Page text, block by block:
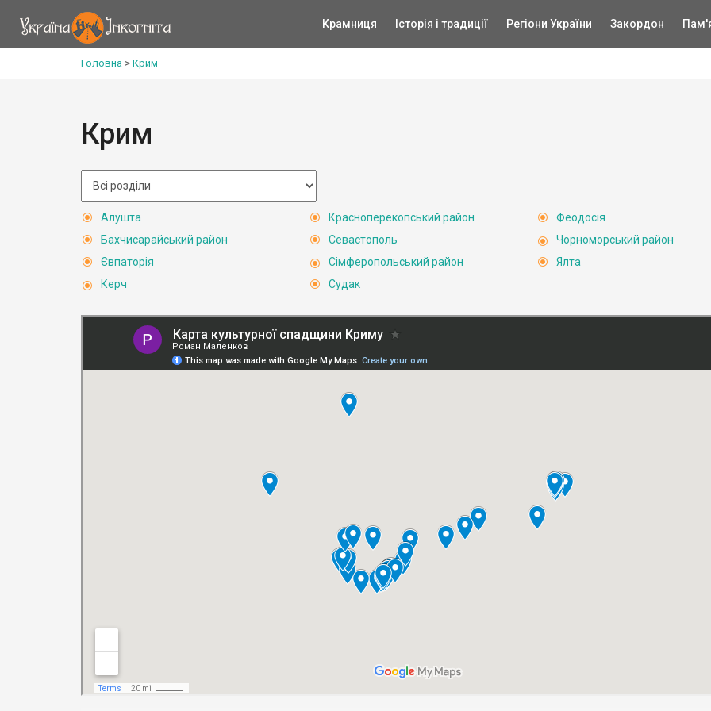
Крамниця Історія і традиції Регіони України Закордон
Головна > Крим
Крим
Алушта
Бахчисарайський район
Євпаторія
Керч
Красноперекопський район
Севастополь
Сімферопольський район
Судак
Феодосія
Чорноморський район
Ялта